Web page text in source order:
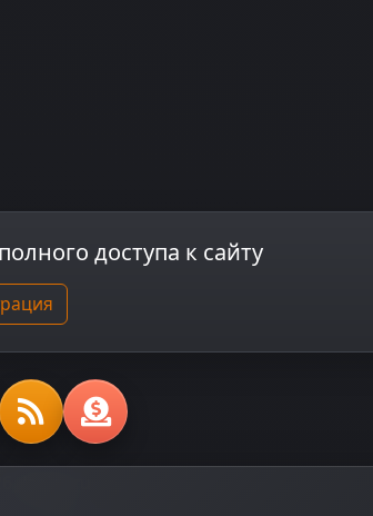
доступа к сайту